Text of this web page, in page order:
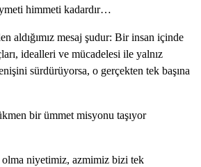
himmeti kadardır…
aldığımız mesaj şudur: Bir insan içinde
idealleri ve mücadelesi ile yalnız
sürdürüyorsa, o gerçekten tek başına
bir ümmet misyonu taşıyor
olma niyetimiz, azmimiz bizi tek